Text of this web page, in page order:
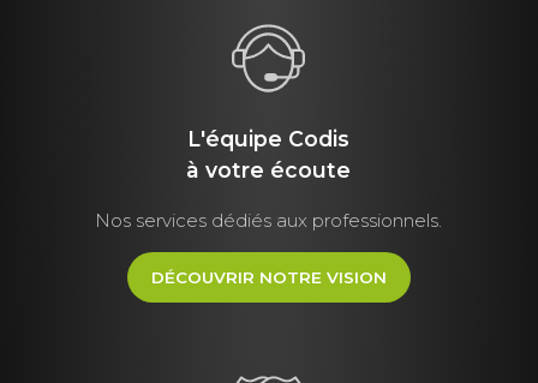
L'équipe Codis
à votre écoute
Nos services dédiés aux professionnels.
DÉCOUVRIR NOTRE VISION